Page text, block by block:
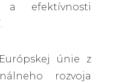
a efektívnosti
únie z
rozvoja